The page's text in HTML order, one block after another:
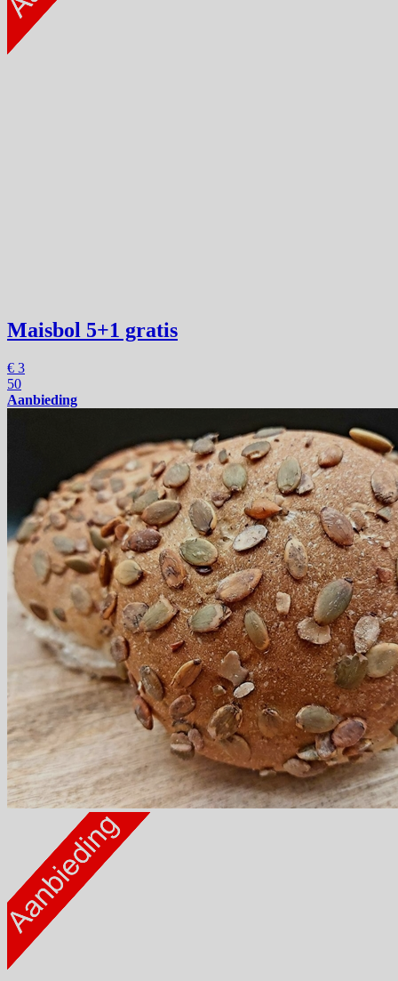
Maisbol 5+1 gratis
€ 3
50
Aanbieding